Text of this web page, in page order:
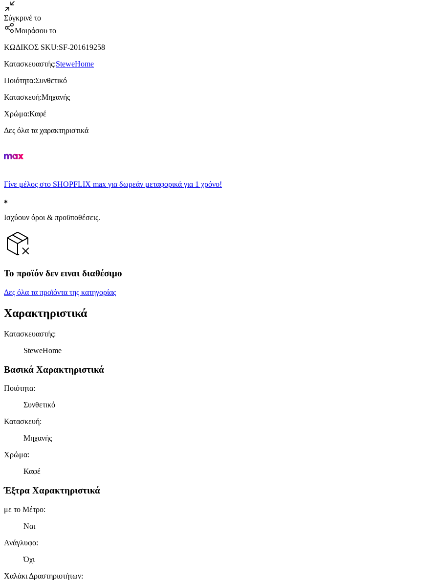
Σύγκρινέ το
Μοιράσου το
ΚΩΔΙΚΟΣ SKU:SF-201619258
Κατασκευαστής:SteweHome
Ποιότητα:Συνθετικό
Κατασκευή:Μηχανής
Χρώμα:Καφέ
Δες όλα τα χαρακτηριστικά
Γίνε μέλος στο SHOPFLIX max για δωρεάν μεταφορικά για 1 χρόνο!
Ισχύουν όροι & προϋποθέσεις.
Το προϊόν δεν ειναι διαθέσιμο
Δες όλα τα προϊόντα της κατηγορίας
Χαρακτηριστικά
Κατασκευαστής:
SteweHome
Βασικά Χαρακτηριστικά
Ποιότητα:
Συνθετικό
Κατασκευή:
Μηχανής
Χρώμα:
Καφέ
Έξτρα Χαρακτηριστικά
με το Μέτρο:
Ναι
Ανάγλυφο:
Όχι
Χαλάκι Δραστηριοτήτων: